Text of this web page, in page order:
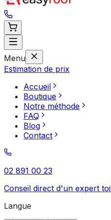
Menu
Estimation de prix
Accueil
Boutique
Notre méthode
FAQ
Blog
Contact
02 891 00 23
Conseil direct d'un expert
Langue